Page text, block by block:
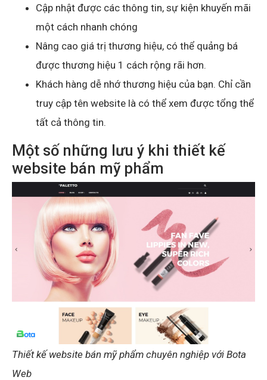
Cập nhật được các thông tin, sự kiện khuyến mãi
một cách nhanh chóng
Nâng cao giá trị thương hiệu, có thể quảng bá
được thương hiệu 1 cách rộng rãi hơn.
Khách hàng dễ nhớ thương hiệu của bạn. Chỉ cần
truy cập tên website là có thể xem được tổng thể
tất cả thông tin.
Một số những lưu ý khi thiết kế
website bán mỹ phẩm
Thiết kế website bán mỹ phẩm chuyên nghiệp với Bota
Web